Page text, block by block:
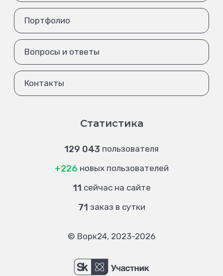
Портфолио
Вопросы и ответы
Контакты
Статистика
129 043 пользователя
+226 новых пользователей
11 сейчас на сайте
71 заказ в сутки
© Ворк24, 2023-2026